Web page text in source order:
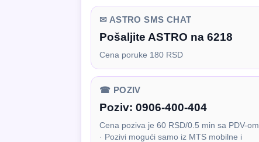
✉ ASTRO SMS CHAT
Pošaljite ASTRO na 6218
Cena poruke 180 RSD
☎ POZIV
Poziv: 0906-400-404
Cena poziva je 60 RSD/0.5 min sa PDV-om
· Pozivi mogući samo iz MTS mobilne i